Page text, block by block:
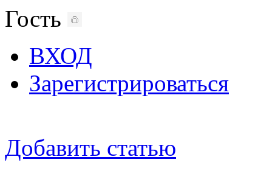
Гость
ВХОД
Зарегистрироваться
Добавить статью